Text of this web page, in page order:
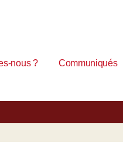
nous ? Communiqués